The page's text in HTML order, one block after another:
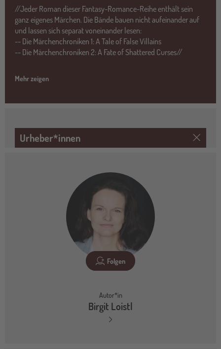
//Jeder Roman dieser Fantasy-Romance-Reihe enthält sein
ganz eigenes Märchen. Die Bände bauen nicht aufeinander auf
und lassen sich separat voneinander lesen:
-- Die Märchenchroniken 1: A Tale of False Villains
-- Die Märchenchroniken 2: A Fate of Shattered Curses//
Mehr zeigen
Urheber*innen
Folgen
Autor*in
Birgit Loistl